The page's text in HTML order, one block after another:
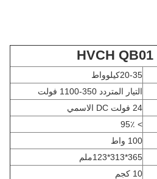
20-35كيلوواط
التيار المتردد 350-1100 فولت
24 فولت DC الاسمي
> 95٪
100 واط
365*313*123ملم
10 كجم